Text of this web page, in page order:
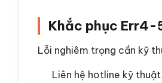
Khắc phục Err4-
Lỗi nghiêm trọng cần kỹ
Liên hệ hotline kỹ thuật